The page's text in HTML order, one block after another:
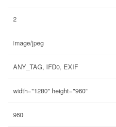
2
image/jpeg
ANY_TAG, IFD0, EXIF
width="1280" height="960"
960